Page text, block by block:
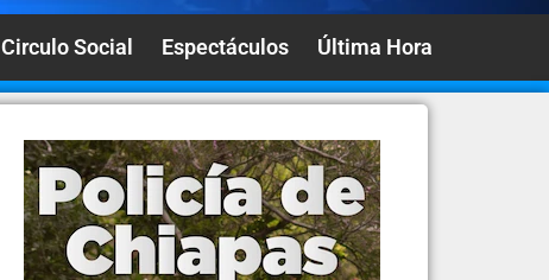
Circulo Social Espectáculos Última Hora